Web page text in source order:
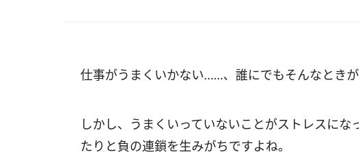
仕事がうまくいかない……、誰にでもそんなときが
しかし、うまくいっていないことがストレスにな
たりと負の連鎖を生みがちですよね。